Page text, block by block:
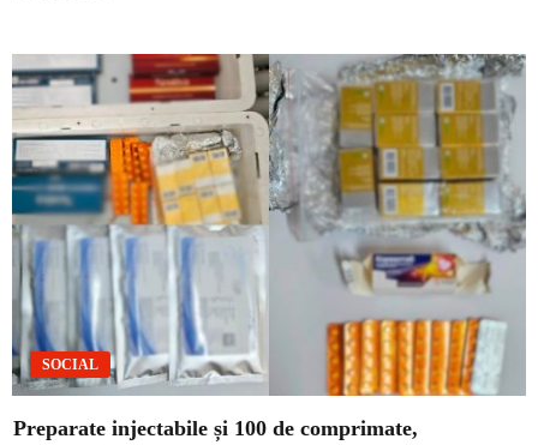
SOCIAL
Preparate injectabile și 100 de comprimate,